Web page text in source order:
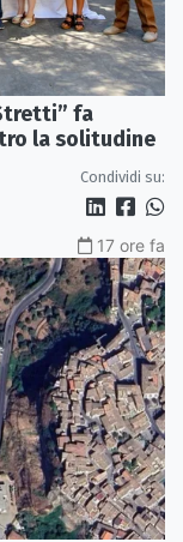
fa
la solitudine
Condividi su:
17 ore fa